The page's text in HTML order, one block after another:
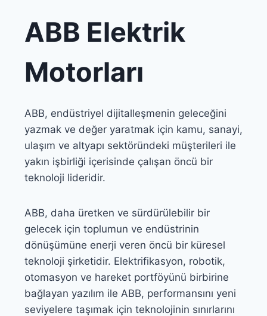
ABB Elektrik
Motorları
ABB, endüstriyel dijitalleşmenin geleceğini
yazmak ve değer yaratmak için kamu, sanayi,
ulaşım ve altyapı sektöründeki müşterileri ile
yakın işbirliği içerisinde çalışan öncü bir
teknoloji lideridir.
ABB, daha üretken ve sürdürülebilir bir
gelecek için toplumun ve endüstrinin
dönüşümüne enerji veren öncü bir küresel
teknoloji şirketidir. Elektrifikasyon, robotik,
otomasyon ve hareket portföyünü birbirine
bağlayan yazılım ile ABB, performansını yeni
seviyelere taşımak için teknolojinin sınırlarını